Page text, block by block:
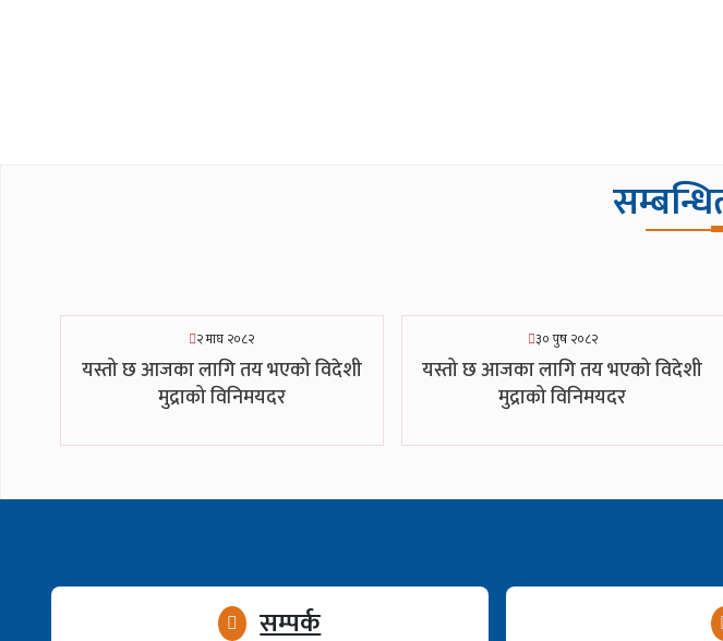
२ माघ २०८२
यस्तो छ आजका लागि तय भएको विदेशी
मुद्राको विनिमयदर
३० पुष २०८२
यस्तो छ आजका लागि तय भएको विदेशी
मुद्राको विनिमयदर
सम्पर्क